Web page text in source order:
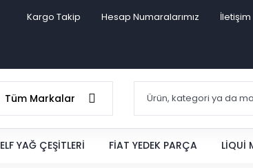
Kargo Takip Hesap Numaralarımız İletişim
Tüm Markalar
ELF YAĞ ÇEŞITLERI FIAT YEDEK PARÇA LIQUI